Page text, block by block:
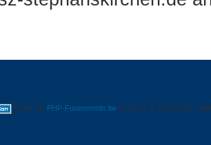
YOSK by PHP-Fusionmods.be v6.01.15 © 2005-2026